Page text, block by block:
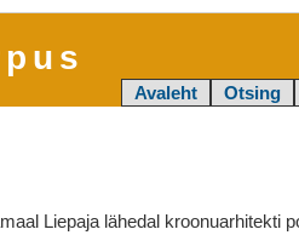
Avaleht Otsing
Liepaja lähedal kroonuarhitekti